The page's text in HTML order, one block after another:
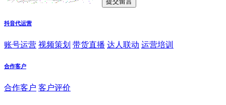
抖音代运营
账号运营 视频策划 带货直播 达人联动 运营培训
合作客户
合作客户 客户评价